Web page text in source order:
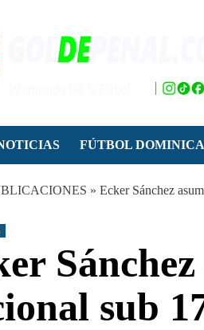
FÚTBOL
» Ecker Sánchez
sub